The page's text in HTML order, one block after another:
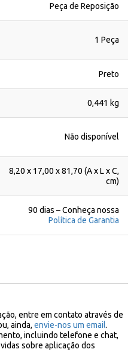
Peça de Reposição
1 Peça
Preto
0,441 kg
Não disponível
8,20 x 17,00 x 81,70 (A x L x C,
cm)
90 dias – Conheça nossa
Política de Garantia
entre em contato através de
ainda, envie-nos um email.
incluindo telefone e chat,
sobre aplicação dos